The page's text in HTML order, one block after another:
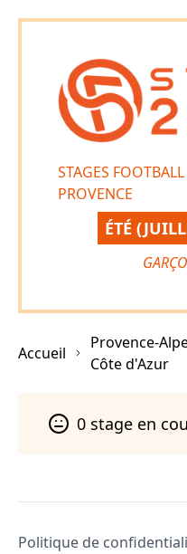
STAGES
PROVENCE
ÉTÉ
Accueil
Provence-
Côte d'Azur
0stageen
Politique de